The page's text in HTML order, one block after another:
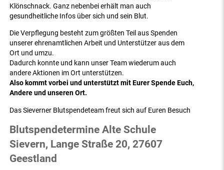
Klönschnack. Ganz nebenbei erhält man auch
gesundheitliche Infos über sich und sein Blut.
Die Verpflegung besteht zum größten Teil aus Spenden
unserer ehrenamtlichen Arbeit und Unterstützer aus dem
Ort und umzu.
Dadurch konnte und kann unser Team wiederum auch
andere Aktionen im Ort unterstützen.
Also kommt vorbei und unterstützt mit Eurer Spende Euch,
Andere und unseren Ort.
Das Sieverner Blutspendeteam freut sich auf Euren Besuch
Blutspendetermine Alte Schule
Sievern, Lange Straße 20, 27607
Geestland